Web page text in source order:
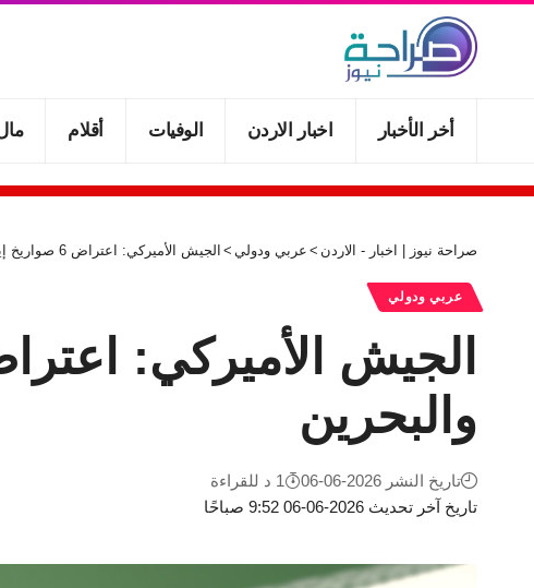
أخر الأخبار اخبار الاردن الوفيات أقلام
صراحة نيوز | اخبار - الاردن > عربي ودولي > الجيش الأميركي: اعتراض 6 صواريخ إيرانية أُطلقت باتجاه الكويت والبحرين
عربي ودولي
والبحرين
تاريخ آخر تحديث 2026-06-06 9:52 صباحًا
تاريخ النشر 2026-06-06 1 د للقراءة